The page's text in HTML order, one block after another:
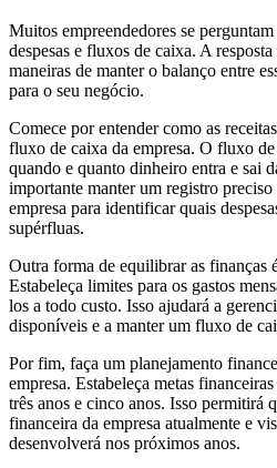
Muitos empreendedores se
despesas e fluxos de caixa. A
maneiras de manter o balanço entre
para o seu negócio.
Comece por entender como as
fluxo de caixa da empresa. O fluxo
quando e quanto dinheiro entra e sai
importante manter um registro
empresa para identificar quais
supérfluas.
Outra forma de equilibrar as finanças
Estabeleça limites para os gastos
los a todo custo. Isso ajudará a
disponíveis e a manter um fluxo de
Por fim, faça um planejamento
empresa. Estabeleça metas
três anos e cinco anos. Isso permitirá
financeira da empresa atualmente e
desenvolverá nos próximos anos.